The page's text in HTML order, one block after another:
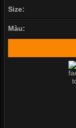
Size:
Màu: